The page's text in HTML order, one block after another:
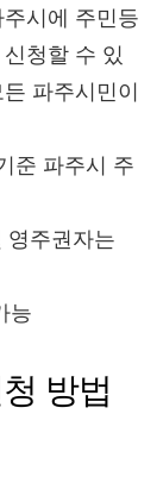
시에 주민등
청할 수 있
파주시민이
준 파주시 주
영주권자는
능
방법